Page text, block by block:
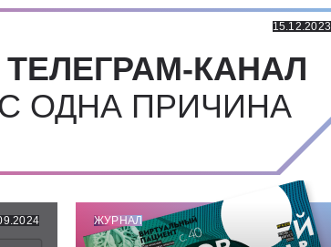
15.12.2023
КАНАЛ
ОДНА ПРИЧИНА
ЖУРНАЛ